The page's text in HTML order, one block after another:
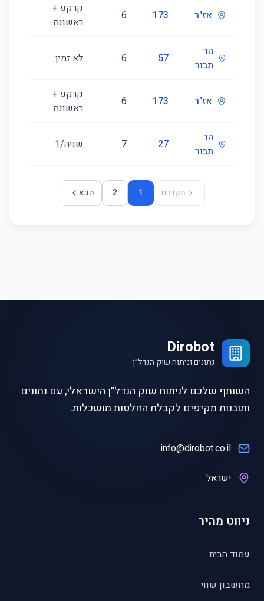
אז"ר 173
6
קרקע +
ראשונה
הר
תבור
57
6 לא זמין
אז"ר 173
6
קרקע +
ראשונה
הר
תבור
27
7 שניה/1
הקודם 1
2 הבא
Dirobot
נתונים וניתוח שוק הנדל״ן
השותף שלכם לניתוח שוק הנדל״ן הישראלי, עם נתונים
ותובנות מקיפים לקבלת החלטות מושכלות.
info@dirobot.co.il
ישראל
ניווט מהיר
עמוד הבית
מחשבון שווי